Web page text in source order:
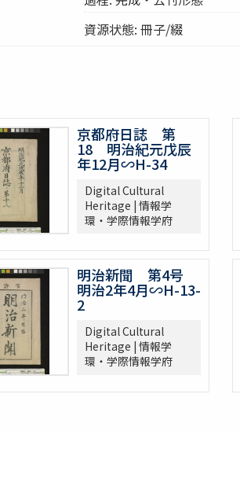
資源状態: 冊子/綴
京都府日誌 第
18 明治紀元戊辰
年12月∽H-34
Digital Cultural
Heritage | 情報学
環・学際情報学府
明治新聞 第4号
明治2年4月∽H-13-
2
Digital Cultural
Heritage | 情報学
環・学際情報学府